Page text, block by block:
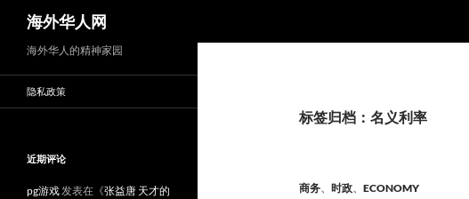
海外华人网
标签归档：名义利率
商务、 时政、 ECONOMY
海外华人的精神家园
隐私政策
近期评论
pg游戏发表在《张益唐 天才的